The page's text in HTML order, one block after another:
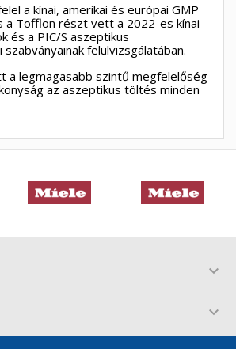
a kínai, amerikai és európai GMP
a Tofflon részt vett a 2022-es kínai
és a PIC/S aszeptikus
felülvizsgálatában.
a legmagasabb szintű megfelelőség
az aszeptikus töltés minden


×
létrehozása
a termékek kívánságlistába történő